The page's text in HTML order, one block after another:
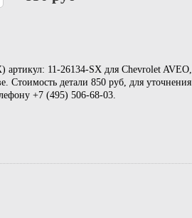
артикул: 11-26134-SX для Chevrolet AVEO,
Стоимость детали 850 руб, для уточнения
+7 (495) 506-68-03.